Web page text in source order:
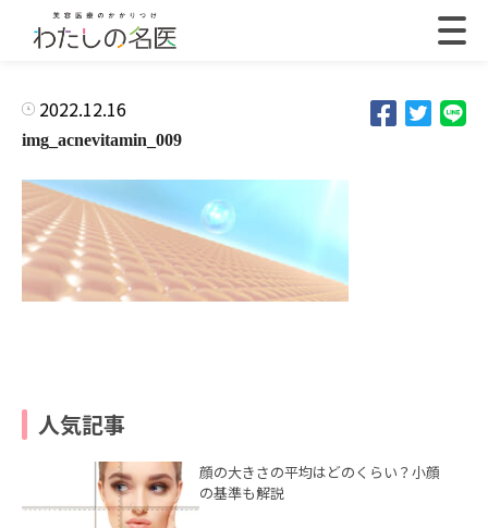
2022.12.16
img_acnevitamin_009
人気記事
顔の大きさの平均はどのくらい？小顔
の基準も解説